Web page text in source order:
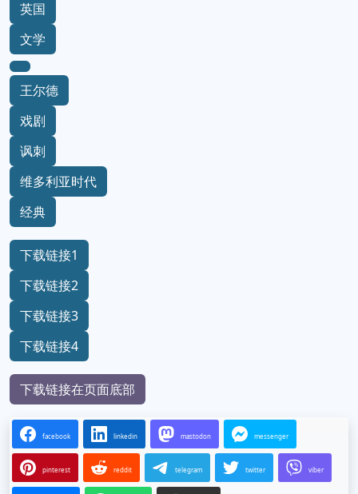
英国
文学
王尔德
戏剧
讽刺
维多利亚时代
经典
下载链接1
下载链接2
下载链接3
下载链接4
下载链接在页面底部
facebook linkedin mastodon messenger
pinterest reddit telegram twitter viber